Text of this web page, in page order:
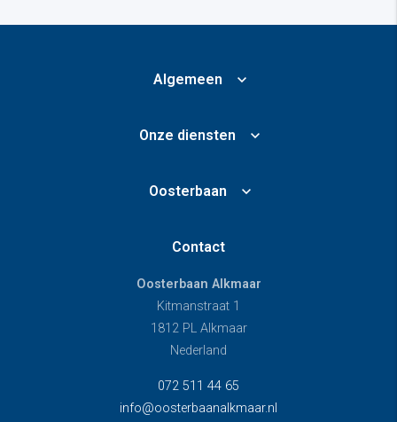
Algemeen
Onze diensten
Oosterbaan
Contact
Oosterbaan Alkmaar
Kitmanstraat 1
1812 PL Alkmaar
Nederland
072 511 44 65
info@oosterbaanalkmaar.nl